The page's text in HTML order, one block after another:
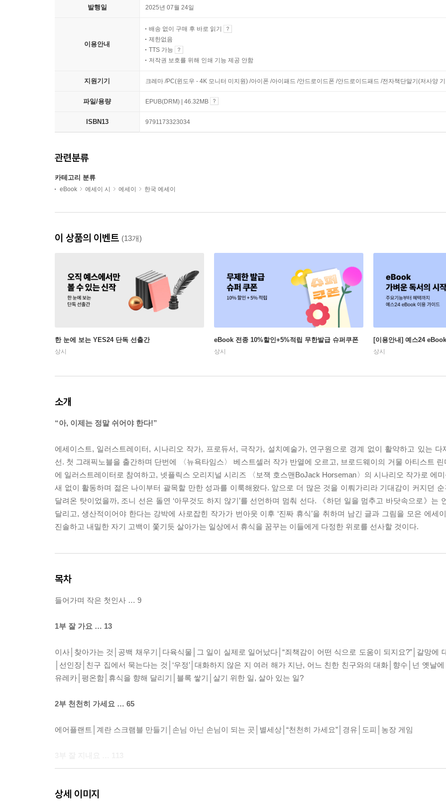
발행일 2025년 07월 24일
이용안내
배송 없이 구매 후 바로 읽기
제한없음
TTS 가능
저작권 보호를 위해 인쇄 기능 제공 안함
지원기기 크레마 /PC(윈도우 - 4K 모니터 미지원) /아이폰 /아이패드 /안드로이드폰 /안드로이드패드 /전자책단말기(저사양
파일/용량 EPUB(DRM) | 46.32MB
ISBN13 9791173323034
관련분류
카테고리 분류
eBook 에세이 시 에세이 한국 에세이
이 상품의 이벤트 (13개)
한 눈에 보는 YES24 단독 선출간
상시
eBook 전종 10%할인+5%적립 무한발급 슈퍼쿠폰
상시
[이용안내] 예스24
상시
소개
“아, 이제는 정말 쉬어야 한다!”
에세이스트, 일러스트레이터, 시나리오 작가, 프로듀서, 극작가, 설치예술가, 연구원으로 경계 없이 활약하고 있는 다
선. 첫 그래픽노블을 출간하며 단번에 〈뉴욕타임스〉 베스트셀러 작가 반열에 오르고, 브로드웨이의 거물 아티스트
에 일러스트레이터로 참여하고, 넷플릭스 오리지널 시리즈 〈보잭 호스맨BoJack Horseman〉의 시나리오 작가로 에
새 없이 활동하며 젊은 나이부터 괄목할 만한 성과를 이룩해왔다. 앞으로 더 많은 것을 이뤄가리라 기대감이 커지던
달려온 탓이었을까, 조니 선은 돌연 ‘아무것도 하지 않기’를 선언하며 멈춰 선다. 《하던 일을 멈추고 바닷속으로》는
달리고, 생산적이어야 한다는 강박에 사로잡힌 작가가 번아웃 이후 ‘진짜 휴식’을 취하며 남긴 글과 그림을 모은 에세
진솔하고 내밀한 자기 고백이 쫓기듯 살아가는 일상에서 휴식을 꿈꾸는 이들에게 다정한 위로를 선사할 것이다.
목차
들어가며 작은 첫인사 … 9
1부 잘 가요 … 13
이사│찾아가는 것│공백 채우기│다육식물│그 일이 실제로 일어났다│“죄책감이 어떤 식으로 도움이 되지요?”│갈망에
│선인장│친구 집에서 묵는다는 것│‘우정’│대화하지 않은 지 여러 해가 지난, 어느 친한 친구와의 대화│향수│넌 옛날
유레카│평온함│휴식을 향해 달리기│블록 쌓기│살기 위한 일, 살아 있는 일?
2부 천천히 가세요 … 65
에어플랜트│계란 스크램블 만들기│손님 아닌 손님이 되는 곳│별세상│“천천히 가세요”│경유│도피│농장 게임
아이디어│유령 이야기│크로톤│입자들│파동에 관한 사실│슈뢰딩거의 역설에 대한 첨언
상세 이미지